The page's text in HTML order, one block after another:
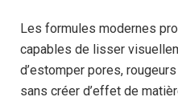
Les formules modernes
capables de lisser
d’estomper pores,
sans créer d’effet de